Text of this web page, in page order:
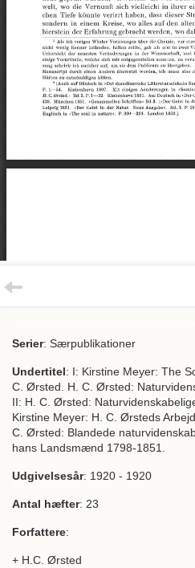
Serier: Særpublikationer
Undertitel: I: Kirstine Meyer: The
C. Ørsted. H. C. Ørsted:
II: H. C. Ørsted:
Kirstine Meyer: H. C. Ørsteds
C. Ørsted: Blandede
hans Landsmænd 1798-1851.
Udgivelsesår: 1920 - 1920
Antal hæfter: 23
Forfattere:
+ H.C. Ørsted